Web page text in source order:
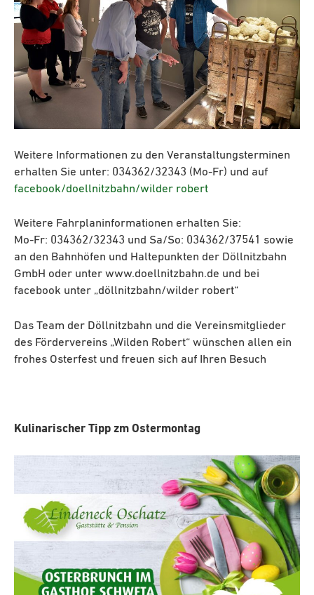
Weitere Informationen zu den Veranstaltungsterminen
erhalten Sie unter: 034362/32343 (Mo-Fr) und auf
facebook/doellnitzbahn/wilder robert
Weitere Fahrplaninformationen erhalten Sie:
Mo-Fr: 034362/32343 und Sa/So: 034362/37541 sowie
an den Bahnhöfen und Haltepunkten der Döllnitzbahn
GmbH oder unter www.doellnitzbahn.de und bei
facebook unter „döllnitzbahn/wilder robert“
Das Team der Döllnitzbahn und die Vereinsmitglieder
des Fördervereins „Wilden Robert“ wünschen allen ein
frohes Osterfest und freuen sich auf Ihren Besuch
Kulinarischer Tipp zm Ostermontag